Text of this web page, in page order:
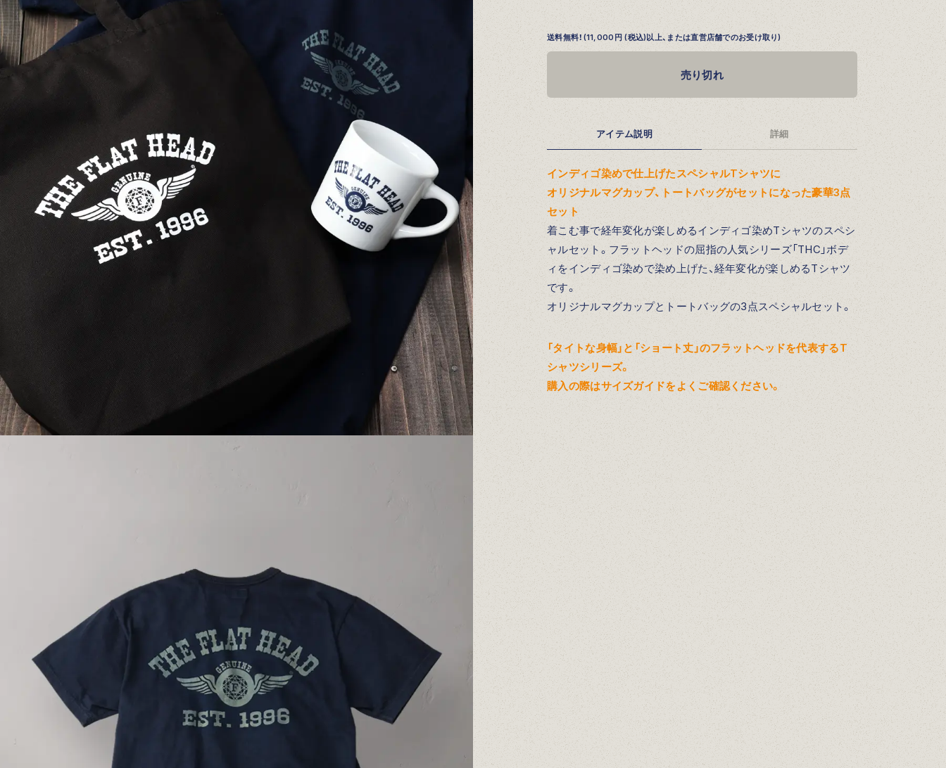
送料無料！(11,000円 (税込)以上、または直営店舗でのお受け取り)
売り切れ
アイテム説明 詳細
インディゴ染めで仕上げたスペシャルTシャツに
オリジナルマグカップ、トートバッグがセットになった豪華3点
セット
着こむ事で経年変化が楽しめるインディゴ染めTシャツのスペシ
ャルセット。フラットヘッドの屈指の人気シリーズ「THC」ボデ
ィをインディゴ染めで染め上げた、経年変化が楽しめるTシャツ
です。
オリジナルマグカップとトートバッグの3点スペシャルセット。
「タイトな身幅」と「ショート丈」のフラットヘッドを代表するT
シャツシリーズ。
購入の際はサイズガイドをよくご確認ください。